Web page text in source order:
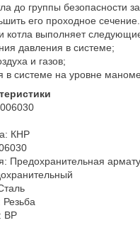
до группы безопасности
его проходное сечение.
котла выполняет
давления в системе;
и газов;
в системе на уровне
КНР
Предохранительная
ВР